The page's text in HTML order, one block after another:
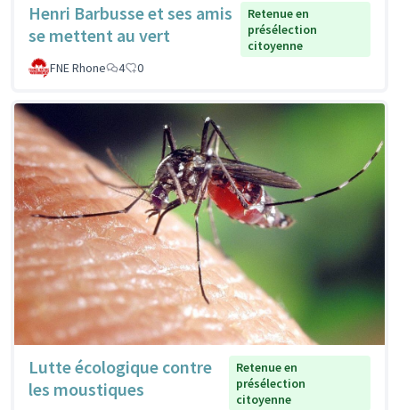
Henri Barbusse et ses amis
se mettent au vert
Retenue en
présélection
citoyenne
FNE Rhone
4 0
Lutte écologique contre
les moustiques
Retenue en
présélection
citoyenne